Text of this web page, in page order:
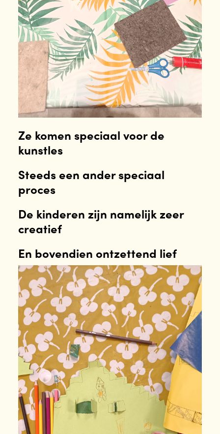
Ze komen speciaal voor de
kunstles
Steeds een ander speciaal
proces
De kinderen zijn namelijk zeer
creatief
En bovendien ontzettend lief